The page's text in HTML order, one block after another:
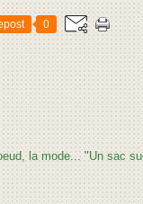
0
la mode... "Un sac